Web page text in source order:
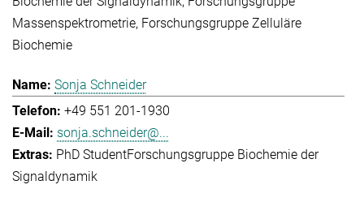
Massenspektrometrie Forschungsgruppe Zelluläre
Biochemie
Sonja Schneider
+49 551 201-1930
sonja.schneider@...
PhD StudentForschungsgruppe Biochemie der
Signaldynamik